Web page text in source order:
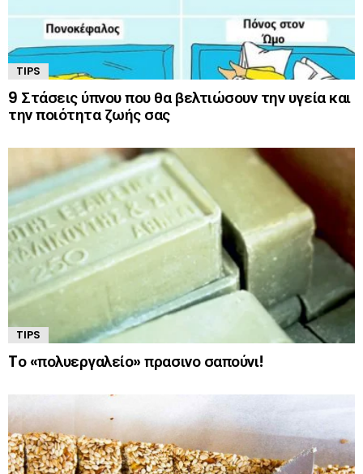
TIPS
9 Στάσεις ύπνου που θα βελτιώσουν την υγεία και
την ποιότητα ζωής σας
TIPS
Tο «πολυεργαλείο» πρασινο σαπούνι!